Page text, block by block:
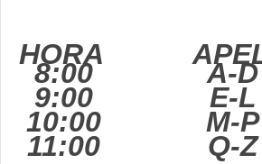
HORA
8:00 A-D
9:00 E-L
10:00 M-P
11:00 Q-Z